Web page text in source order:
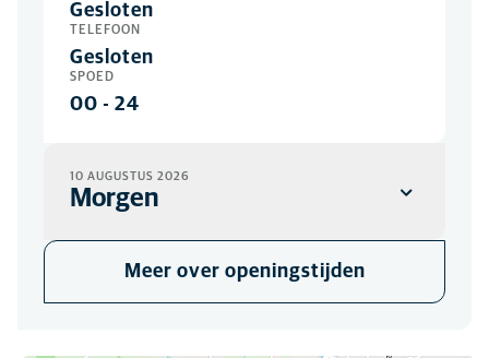
Gesloten
TELEFOON
Gesloten
SPOED
00 - 24
10 AUGUSTUS 2026
Morgen
08:30-19:00
Meer over openingstijden